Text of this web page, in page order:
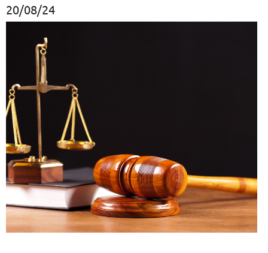
20/08/24